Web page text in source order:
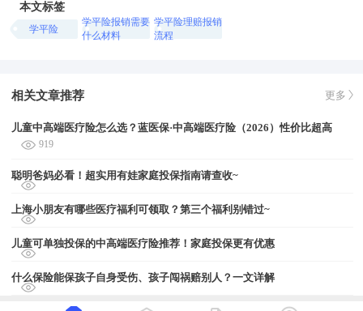
本文标签
学平险
学平险报销需要
什么材料
学平险理赔报销
流程
相关文章推荐 更多
儿童中高端医疗险怎么选？蓝医保·中高端医疗险（2026）性价比超高
919
聪明爸妈必看！超实用有娃家庭投保指南请查收~
上海小朋友有哪些医疗福利可领取？第三个福利别错过~
儿童可单独投保的中高端医疗险推荐！家庭投保更有优惠
什么保险能保孩子自身受伤、孩子闯祸赔别人？一文详解